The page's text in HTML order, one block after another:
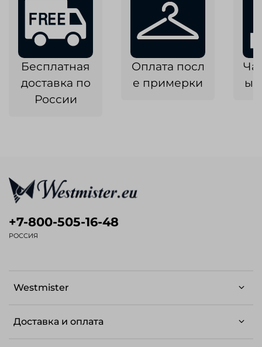
Бесплатная
доставка по
России
Оплата посл
е примерки
Westmister
Доставка и оплата
+7-800-505-16-48
РОССИЯ